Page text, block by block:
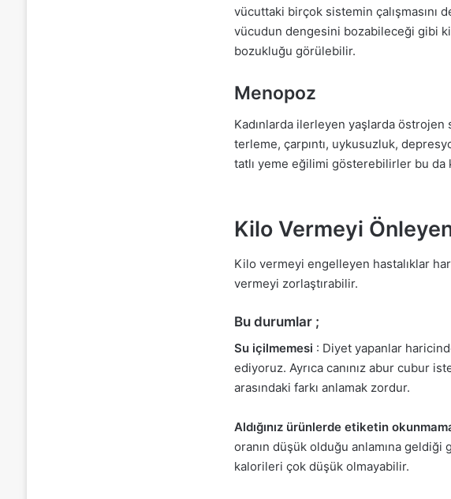
vücuttaki birçok sistemin çalışmasını
vücudun dengesini bozabileceği gibi
bozukluğu görülebilir.
Menopoz
Kadınlarda ilerleyen yaşlarda östrojen
terleme, çarpıntı, uykusuzluk,
tatlı yeme eğilimi gösterebilirler bu
Kilo Vermeyi
Kilo vermeyi engelleyen hastalıklar
vermeyi zorlaştırabilir.
Bu durumlar ;
Su içilmemesi : Diyet yapanlar
ediyoruz. Ayrıca canınız abur cubur
arasındaki farkı anlamak zordur.
Aldığınız ürünlerde etiketin
oranın düşük olduğu anlamına
kalorileri çok düşük olmayabilir.